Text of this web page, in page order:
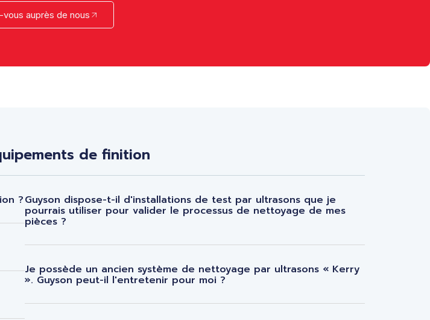
vous auprès de nous
de finition
?Guyson dispose-t-il d'installations de test par ultrasons que je
pourrais utiliser pour valider le processus de nettoyage de mes
pièces ?
Je possède un ancien système de nettoyage par ultrasons « Kerry
». Guyson peut-il l'entretenir pour moi ?